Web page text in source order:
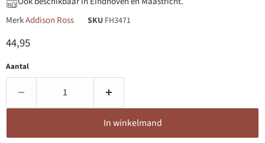
MerkAddison Ross SKU FH3471
Huidige prijs
44,95
Aantal
In winkelmand